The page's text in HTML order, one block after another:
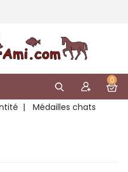
0
Médailles chats